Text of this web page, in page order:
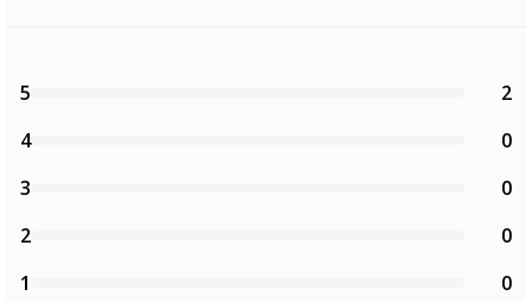
5
2
4
0
3
0
2
0
1
0